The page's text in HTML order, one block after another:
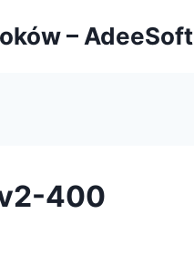
– AdeeSoft
400